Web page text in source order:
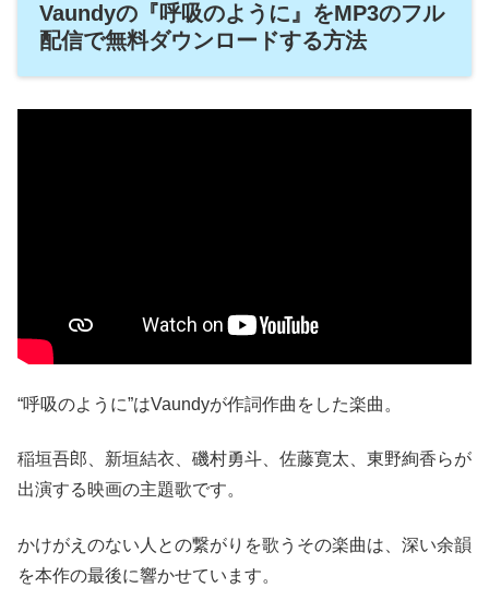
Vaundyの『呼吸のように』をMP3のフル
配信で無料ダウンロードする方法
“呼吸のように”はVaundyが作詞作曲をした楽曲。
稲垣吾郎、新垣結衣、磯村勇斗、佐藤寛太、東野絢香らが
出演する映画の主題歌です。
かけがえのない人との繋がりを歌うその楽曲は、深い余韻
を本作の最後に響かせています。